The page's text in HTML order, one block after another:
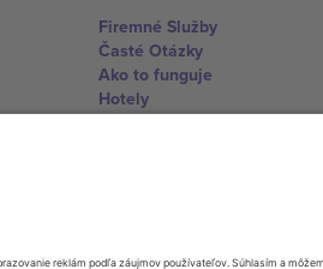
Firemné Služby
Časté Otázky
Ako to funguje
Hotely
Centrum Majstrovstiev sveta